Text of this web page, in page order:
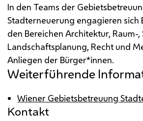
In den Teams der
Stadterneuerung engagieren sich
den Bereichen Architektur, Raum-
Landschaftsplanung, Recht und
Anliegen der Bürger*innen.
Weiterführende
Wiener Gebietsbetreuung
Kontakt